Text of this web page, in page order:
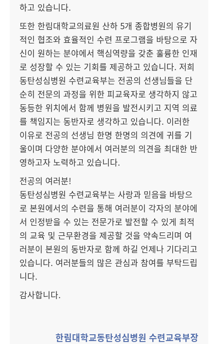
하고 있습니다.
또한 한림대학교의료원 산하 5개 종합병원의 유기
적인 협조와 효율적인 수련 프로그램을 바탕으로 자
신이 원하는 분야에서 핵심역량을 갖춘 훌륭한 인재
로 성장할 수 있는 기회를 제공하고 있습니다. 저희
동탄성심병원 수련교육부는 전공의 선생님들을 단
순히 전문의 과정을 위한 피교육자로 생각하지 않고
동등한 위치에서 함께 병원을 발전시키고 지역 의료
를 책임지는 동반자로 생각하고 있습니다. 이러한
이유로 전공의 선생님 한명 한명의 의견에 귀를 기
울이며 다양한 분야에서 여러분의 의견을 최대한 반
영하고자 노력하고 있습니다.
전공의 여러분!
동탄성심병원 수련교육부는 사랑과 믿음을 바탕으
로 본원에서의 수련을 통해 여러분이 각자의 분야에
서 인정받을 수 있는 전문가로 발전할 수 있게 최적
의 교육 및 근무환경을 제공할 것을 약속드리며 여
러분이 본원의 동반자로 함께 하길 언제나 기다리고
있습니다. 여러분들의 많은 관심과 참여를 부탁드립
니다.
감사합니다.
한림대학교동탄성심병원 수련교육부장